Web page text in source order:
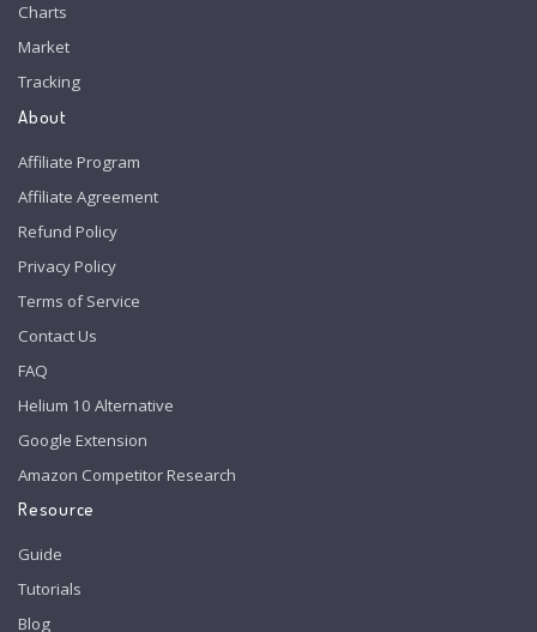
Charts
Market
Tracking
About
Affiliate Program
Affiliate Agreement
Refund Policy
Privacy Policy
Terms of Service
Contact Us
FAQ
Helium 10 Alternative
Google Extension
Amazon Competitor Research
Resource
Guide
Tutorials
Blog